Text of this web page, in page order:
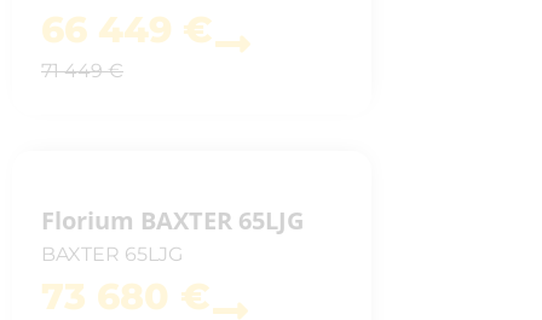
66 449 €
71 449 €
Florium BAXTER 65LJG
BAXTER 65LJG
73 680 €